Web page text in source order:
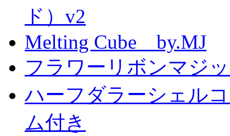
ド）v2
Melting Cube by.MJ
フラワーリボンマジ
ハーフダラーシェル
ム付き